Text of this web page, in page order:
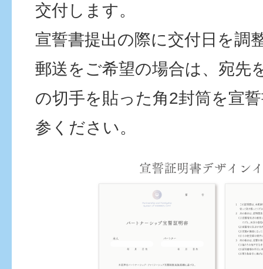
交付します。
宣誓書提出の際に交付日を調
郵送をご希望の場合は、宛先
の切手を貼った角2封筒を宣
参ください。